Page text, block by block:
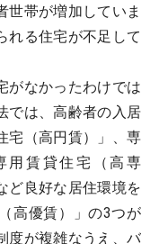
世帯が増加していま
れる住宅が不足して
がなかったわけでは
では、高齢者の入居
宅（高円賃）」、専
用賃貸住宅（高専
ど良好な居住環境を
高優賃）」の3つが
度が複雑なうえ、バ